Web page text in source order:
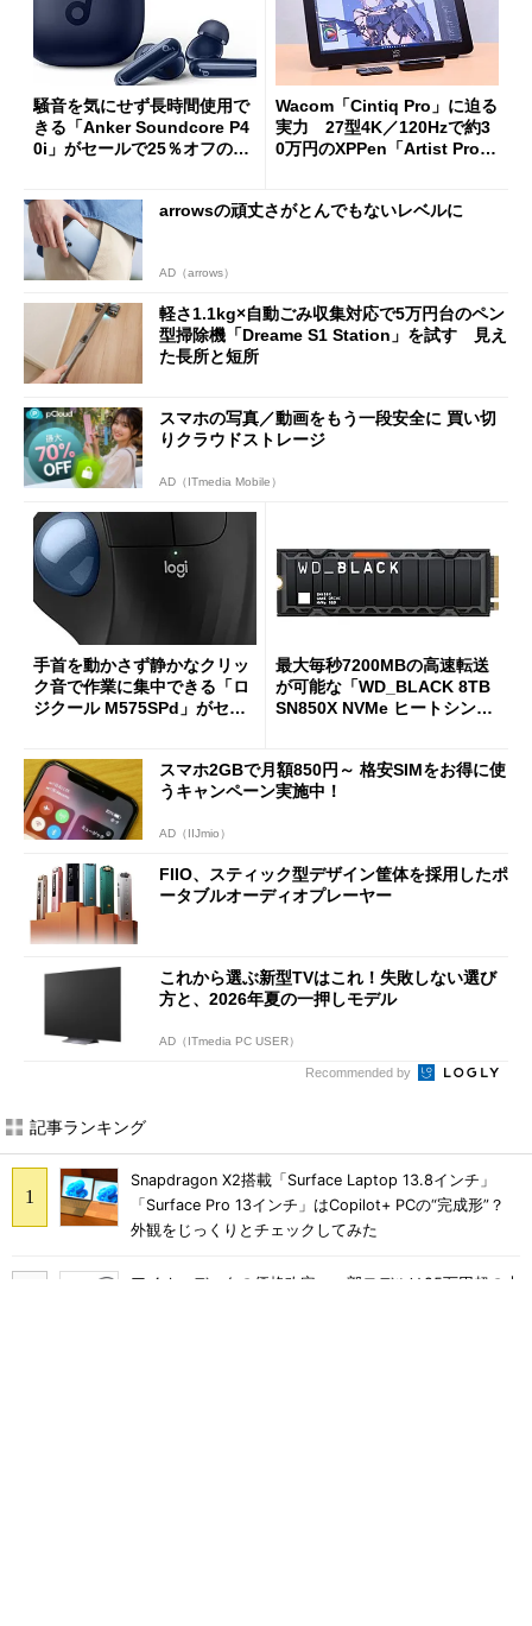
騒音を気にせず長時間使用で
きる「Anker Soundcore P4
0i」がセールで25％オフの59
Wacom「Cintiq Pro」に迫る
実力 27型4K／120Hzで約3
0万円のXPPen「Artist Pro 2
arrowsの頑丈さがとんでもないレベルに
AD（arrows）
軽さ1.1kg×自動ごみ収集対応で5万円台のペン
型掃除機「Dreame S1 Station」を試す 見え
た長所と短所
スマホの写真／動画をもう一段安全に 買い切
りクラウドストレージ
AD（ITmedia Mobile）
手首を動かさず静かなクリッ
ク音で作業に集中できる「ロ
ジクール M575SPd」がセー
最大毎秒7200MBの高速転送
が可能な「WD_BLACK 8TB
SN850X NVMe ヒートシンク
スマホ2GBで月額850円～ 格安SIMをお得に使
うキャンペーン実施中！
AD（IIJmio）
FIIO、スティック型デザイン筐体を採用したポ
ータブルオーディオプレーヤー
これから選ぶ新型TVはこれ！失敗しない選び
方と、2026年夏の一押しモデル
AD（ITmedia PC USER）
Recommended by
記事ランキング
Snapdragon X2搭載「Surface Laptop 13.8インチ」
「Surface Pro 13インチ」はCopilot+ PCの“完成形”？
外観をじっくりとチェックしてみた
アイオーデータの価格改定、一部モデルは25万円超の大